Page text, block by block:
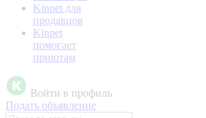
Kinpet для
продавцов
Kinpet
помогает
приютам
Войти в профиль
Подать объявление